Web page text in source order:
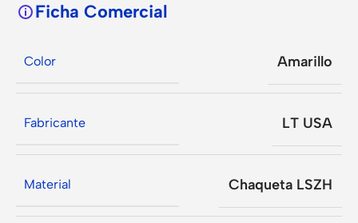
Ficha Comercial
Color Amarillo
Fabricante LT USA
Material Chaqueta LSZH